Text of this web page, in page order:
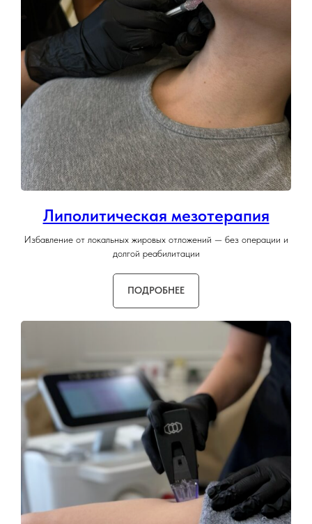
Липолитическая мезотерапия
Избавление от локальных жировых отложений — без операции и
долгой реабилитации
ПОДРОБНЕЕ